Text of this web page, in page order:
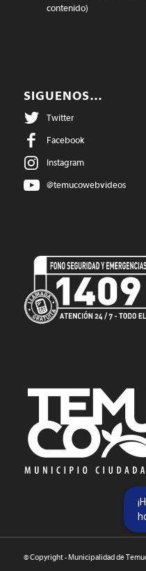
contenido)
SIGUENOS…
Twitter
Facebook
Instagram
@temucowebvideos
© Copyright - Municipalidad de